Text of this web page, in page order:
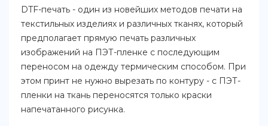
DTF-печать - один из новейших методов печати на
текстильных изделиях и различных тканях, который
предполагает прямую печать различных
изображений на ПЭТ-пленке с последующим
переносом на одежду термическим способом. При
этом принт не нужно вырезать по контуру - с ПЭТ-
пленки на ткань переносятся только краски
напечатанного рисунка.